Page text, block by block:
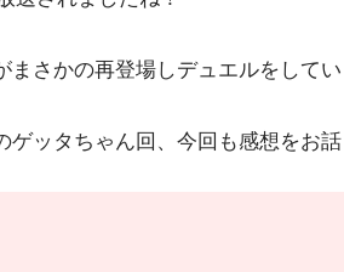
さかの再登場しデュエルをしてい
ッタちゃん回、今回も感想をお話